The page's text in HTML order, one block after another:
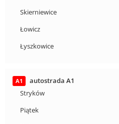
Skierniewice
Łowicz
Łyszkowice
A1
autostrada A1
Stryków
Piątek